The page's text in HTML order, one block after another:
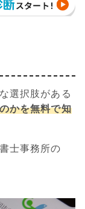
選択肢がある
かを無料で知
士事務所の